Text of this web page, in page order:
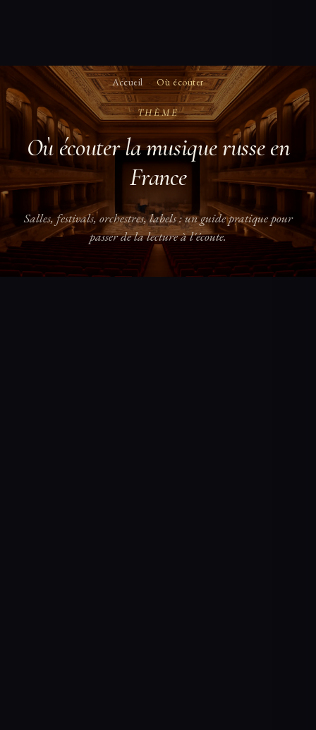
Accueil · Où écouter
THÈME
Où écouter la musique russe en
France
Salles, festivals, orchestres, labels : un guide pratique pour
passer de la lecture à l'écoute.